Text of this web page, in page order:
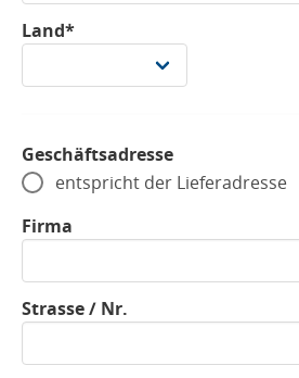
Land*
Geschäftsadresse
entspricht der Lieferadresse
Firma
Strasse / Nr.